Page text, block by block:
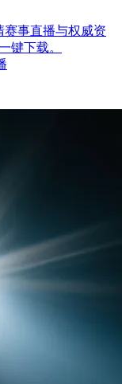
事直播与权威资
键下载。